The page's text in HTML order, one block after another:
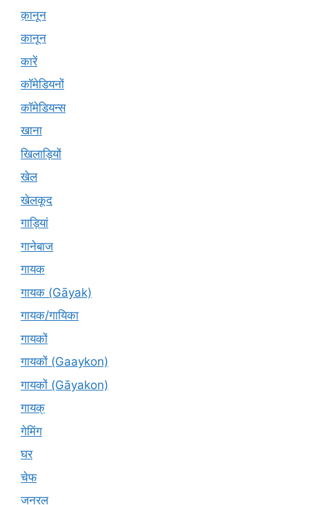
क़ानून
कानून
कारें
कॉमेडियनों
कॉमेडियन्स
खाना
खिलाड़ियों
खेल
खेलकूद
गाड़ियां
गानेबाज
गायक
गायक (Gāyak)
गायक/गायिका
गायकों
गायकों (Gaaykon)
गायकों (Gāyakon)
गायक्
गेमिंग
घर
चेफ
जनरल